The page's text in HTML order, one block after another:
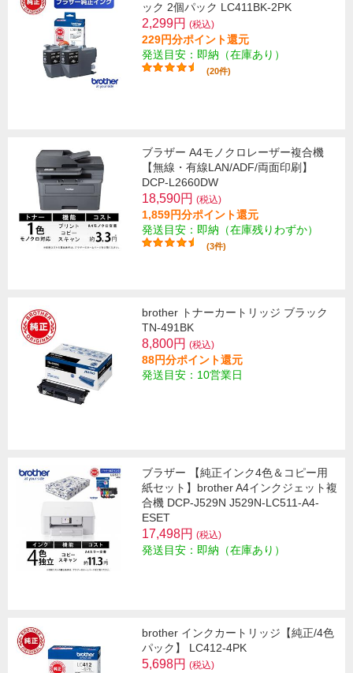
ック 2個パック LC411BK-2PK
2,299円 (税込)
229円分ポイント還元
発送目安：即納（在庫あり）
(20件)
ブラザー A4モノクロレーザー複合機
【無線・有線LAN/ADF/両面印刷】
DCP-L2660DW
18,590円 (税込)
1,859円分ポイント還元
発送目安：即納（在庫残りわずか）
(3件)
brother トナーカートリッジ ブラック
TN-491BK
8,800円 (税込)
88円分ポイント還元
発送目安：10営業日
ブラザー 【純正インク4色＆コピー用
紙セット】brother A4インクジェット複
合機 DCP-J529N J529N-LC511-A4-
ESET
17,498円 (税込)
発送目安：即納（在庫あり）
brother インクカートリッジ【純正/4色
パック】 LC412-4PK
5,698円 (税込)